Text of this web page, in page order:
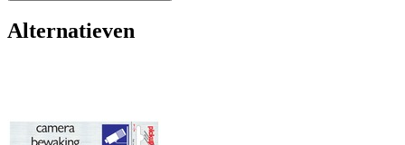
Alternatieven